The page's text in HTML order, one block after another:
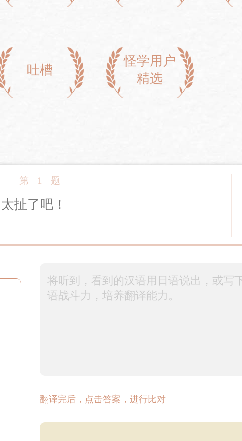
吐槽
怪学用户
精选
第 1 题
太扯了吧！
翻译完后，点击答案，进行比对